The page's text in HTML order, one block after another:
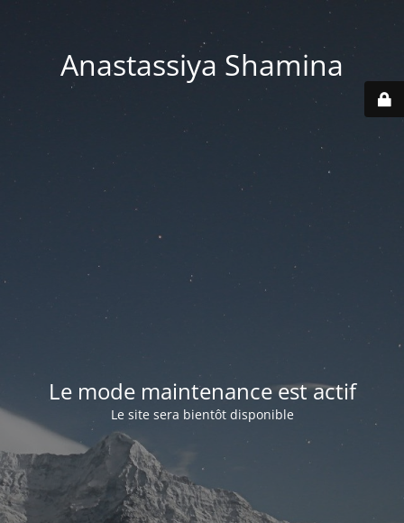
Anastassiya Shamina
Le mode maintenance est actif
Le site sera bientôt disponible